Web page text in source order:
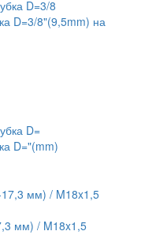
D=3/8"(9,5mm) на
D="(mm)
мм) / M18x1,5